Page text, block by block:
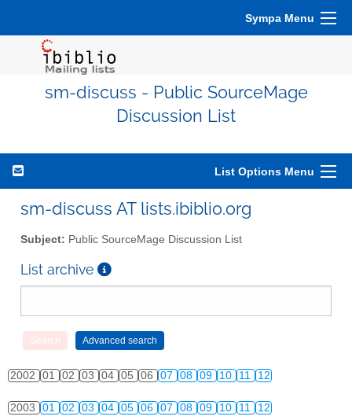
Sympa Menu
sm-discuss - Public SourceMage
Discussion List
List Options Menu
sm-discuss AT lists.ibiblio.org
Subject: Public SourceMage Discussion List
List archive
2002 01 02 03 04 05 06 07 08 09 10 11 12
2003 01 02 03 04 05 06 07 08 09 10 11 12